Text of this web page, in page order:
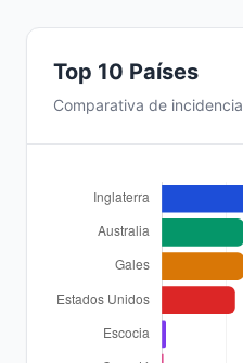
Top 10 Países
Comparativa de incidencia